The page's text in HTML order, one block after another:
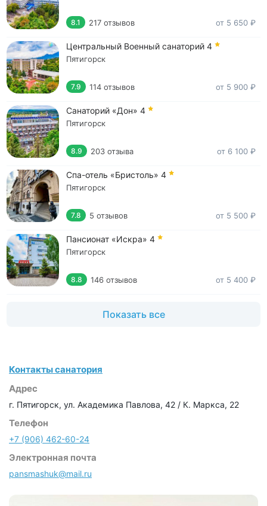
8.1 217 отзывов от 5 650 ₽
Центральный Военный санаторий 4
Пятигорск
7.9 114 отзывов от 5 900 ₽
Санаторий «Дон» 4
Пятигорск
8.9 203 отзыва от 6 100 ₽
Спа-отель «Бристоль» 4
Пятигорск
7.8 5 отзывов от 5 500 ₽
Пансионат «Искра» 4
Пятигорск
8.8 146 отзывов от 5 400 ₽
Показать все
Контакты санатория
Адрес
г. Пятигорск, ул. Академика Павлова, 42 / К. Маркса, 22
Телефон
+7 (906) 462-60-24
Электронная почта
pansmashuk@mail.ru